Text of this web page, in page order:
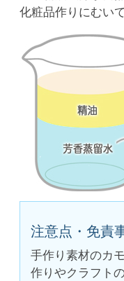
化粧品作りにむい
注意点・免責
手作り素材のカ
作りやクラフト